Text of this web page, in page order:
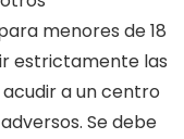
menores de 18
estrictamente las
a un centro
Se debe